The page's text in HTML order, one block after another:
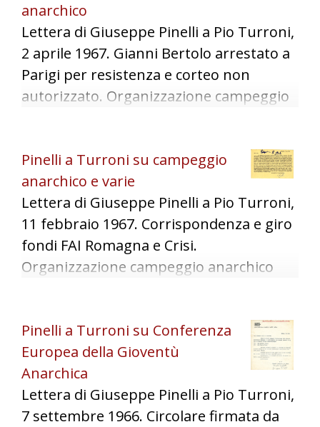
anarchico
Lettera di Giuseppe Pinelli a Pio Turroni,
2 aprile 1967. Gianni Bertolo arrestato a
Parigi per resistenza e corteo non
autorizzato. Organizzazione campeggio
Pinelli a Turroni su campeggio
anarchico e varie
Lettera di Giuseppe Pinelli a Pio Turroni,
11 febbraio 1967. Corrispondenza e giro
fondi FAI Romagna e Crisi.
Organizzazione campeggio anarchico
Gioventù Libertaria e ricerca di una
nuova sede.
Pinelli a Turroni su Conferenza
Europea della Gioventù
Anarchica
Lettera di Giuseppe Pinelli a Pio Turroni,
7 settembre 1966. Circolare firmata da